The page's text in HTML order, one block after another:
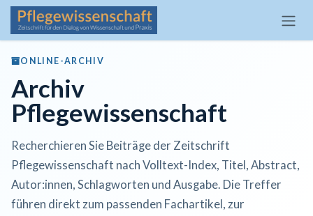
Zum Inhalt springen
ONLINE-ARCHIV
Archiv
Pflegewissenschaft
Recherchieren Sie Beiträge der Zeitschrift
Pflegewissenschaft nach Volltext-Index, Titel, Abstract,
Autor:innen, Schlagworten und Ausgabe. Die Treffer
führen direkt zum passenden Fachartikel, zur